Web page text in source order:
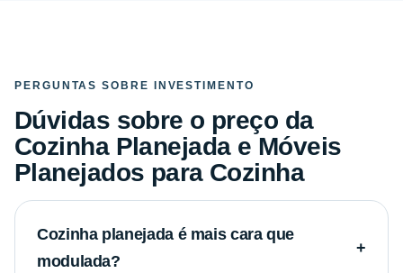
PERGUNTAS SOBRE INVESTIMENTO
Dúvidas sobre o preço da
Cozinha Planejada e Móveis
Planejados para Cozinha
Cozinha planejada é mais cara que
modulada?
+